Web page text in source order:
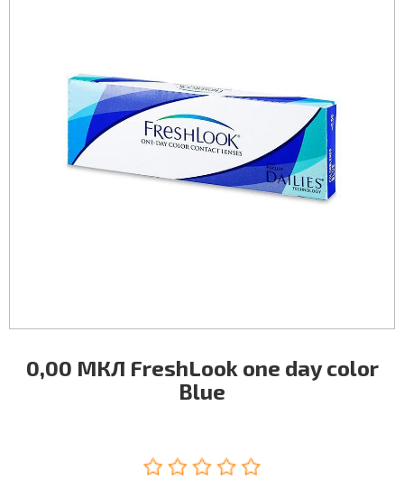
0,00 МКЛ FreshLook one day color
Blue